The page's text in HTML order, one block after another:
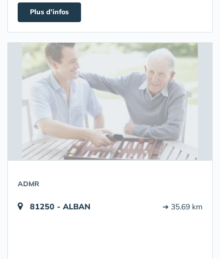
Plus d'infos
ADMR
81250 - ALBAN ➔ 35.69 km